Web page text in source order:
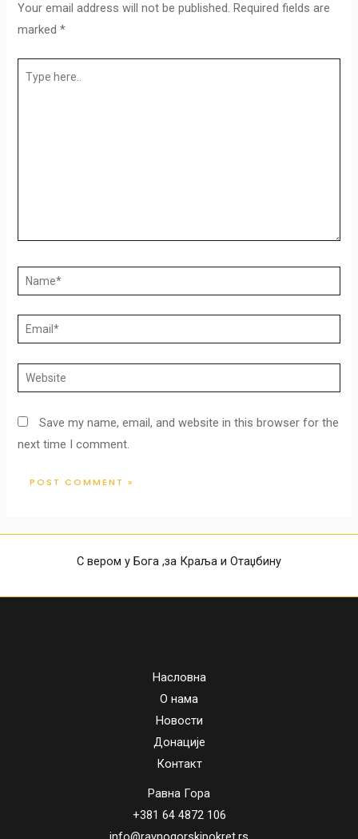
Your email address will not be published. Required fields are
marked*
Save my name, email, and website in this browser for the
next time I comment.
С вером у Бога ,за Краља и Отаџбину
Насловна
О нама
Новости
Донације
Контакт
Равна Гора
+381 64 4872 106